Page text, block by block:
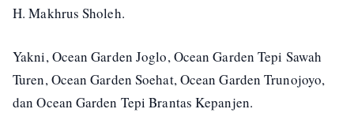
H. Makhrus Sholeh.
Yakni, Ocean Garden Joglo, Ocean Garden Tepi Sawah
Turen, Ocean Garden Soehat, Ocean Garden Trunojoyo,
dan Ocean Garden Tepi Brantas Kepanjen.